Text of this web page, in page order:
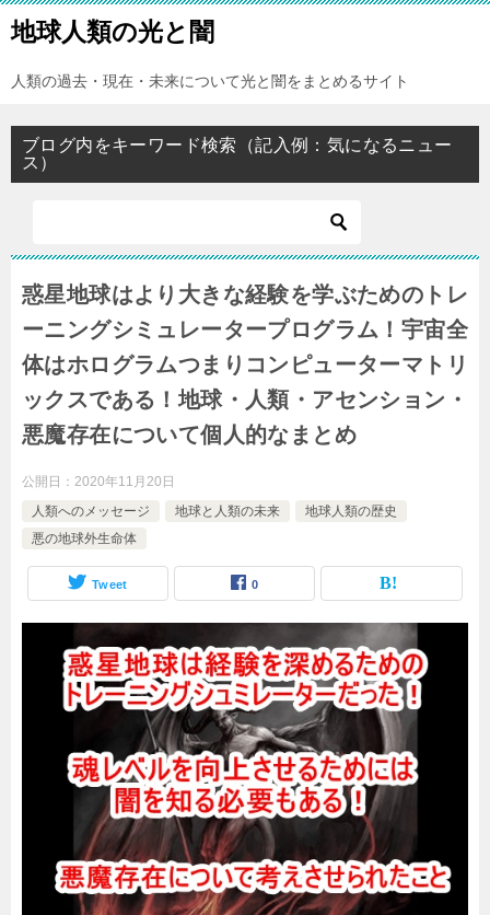
地球人類の光と闇
人類の過去・現在・未来について光と闇をまとめるサイト
ブログ内をキーワード検索（記入例：気になるニュー
ス）
惑星地球はより大きな経験を学ぶためのトレ
ーニングシミュレータープログラム！宇宙全
体はホログラムつまりコンピューターマトリ
ックスである！地球・人類・アセンション・
悪魔存在について個人的なまとめ
公開日： 2020年11月20日
人類へのメッセージ
地球と人類の未来
地球人類の歴史
悪の地球外生命体
Tweet 0